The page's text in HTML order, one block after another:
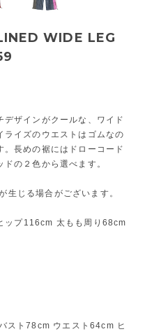
WIDE LEG
ザインがクールな、ワイド
ライズのウエストはゴムなの
長めの裾にはドローコード
の２色から選べます。
じる場合がございます。
ップ116cm 太もも周り68cm
スト78cm ウエスト64cm ヒ